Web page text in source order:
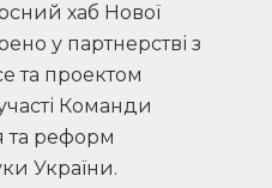
хаб Нової
у партнерстві з
та проектом
Команди
та реформ
України.